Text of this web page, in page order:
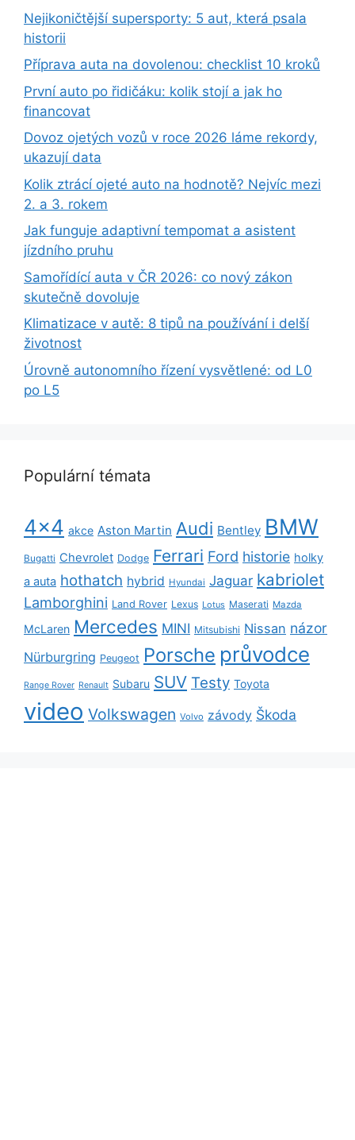
Nejikoničtější supersporty: 5 aut, která psala
historii
Příprava auta na dovolenou: checklist 10 kroků
První auto po řidičáku: kolik stojí a jak ho
financovat
Dovoz ojetých vozů v roce 2026 láme rekordy,
ukazují data
Kolik ztrácí ojeté auto na hodnotě? Nejvíc mezi
2. a 3. rokem
Jak funguje adaptivní tempomat a asistent
jízdního pruhu
Samořídící auta v ČR 2026: co nový zákon
skutečně dovoluje
Klimatizace v autě: 8 tipů na používání i delší
životnost
Úrovně autonomního řízení vysvětlené: od L0
po L5
Populární témata
4x4 akce Aston Martin Audi Bentley BMW
Bugatti Chevrolet Dodge Ferrari Ford historie holky
a auta hothatch hybrid Hyundai Jaguar kabriolet
Lamborghini Land Rover Lexus Lotus Maserati Mazda
McLaren Mercedes MINI Mitsubishi Nissan názor
Nürburgring Peugeot Porsche průvodce
Range Rover Renault Subaru SUV Testy Toyota
video Volkswagen Volvo závody Škoda